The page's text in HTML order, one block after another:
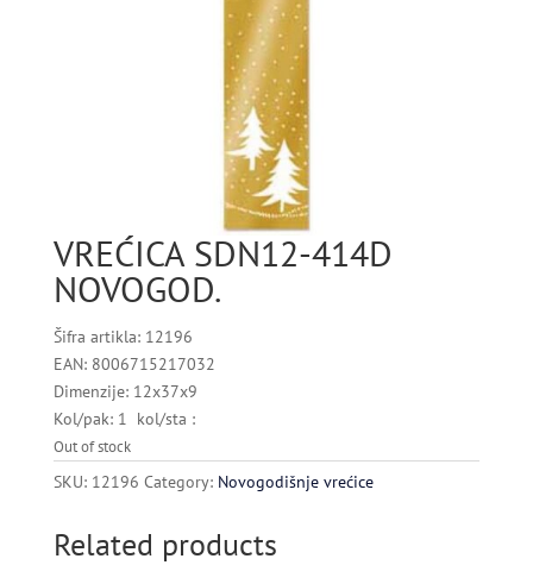
VREĆICA SDN12-414D
NOVOGOD.
Šifra artikla: 12196
EAN: 8006715217032
Dimenzije: 12x37x9
Kol/pak: 1 kol/sta :
Out of stock
SKU: 12196 Category: Novogodišnje vrećice
Related products